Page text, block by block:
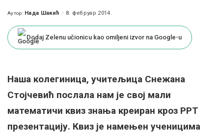
Posted
Аутор: Нада Шакић 8. фебруар 2014.
Dodaj Zelenu učionicu kao omiljeni izvor na Google-u
Наша колегиница, учитељица Снежана
Стојчевић послала нам је свој мали
математичи квиз знања креиран кроз PPT
презентацију. Квиз је намењен ученицима